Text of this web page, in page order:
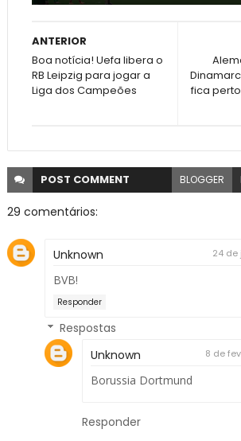
fica
ANTERIOR
Boa notícia! Uefa libera o
RB Leipzig para jogar a
Liga dos Campeões
POST COMMENT BLOGGER
29 comentários:
Unknown 24 de
BVB!
Responder
Respostas
Unknown
8 de
Borussia Dortmund
Responder